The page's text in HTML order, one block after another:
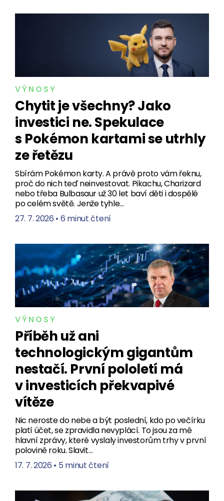
VÝNOSY
Chytit je všechny? Jako
investici ne. Spekulace
s Pokémon kartami se utrhly
ze řetězu
Sbírám Pokémon karty. A právě proto vám řeknu,
proč do nich teď neinvestovat. Pikachu, Charizard
nebo třeba Bulbasaur už 30 let baví děti i dospělé
po celém světě. Jenže tyhle…
27. 7. 2026 • 6 minut čtení
VÝNOSY
Příběh už ani
technologickým gigantům
nestačí. První pololetí má
v investicích překvapivé
vítěze
Nic neroste do nebe a být poslední, kdo po večírku
platí účet, se zpravidla nevyplácí. To jsou za mě
hlavní zprávy, které vyslaly investorům trhy v první
polovině roku. Slavit…
17. 7. 2026 • 5 minut čtení